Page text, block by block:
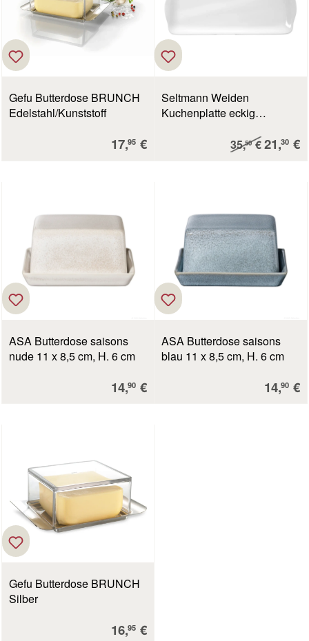
Gefu Butterdose BRUNCH
Edelstahl/Kunststoff
Verkaufspreis:
17,95 €
Seltmann Weiden
Kuchenplatte eckig
Regulärer Preis:
35,50€21,30 €
ASA Butterdose saisons
nude 11 x 8,5 cm, H. 6 cm
Verkaufspreis:
14,90 €
ASA Butterdose saisons
blau 11 x 8,5 cm, H. 6 cm
14,90 €
Gefu Butterdose BRUNCH
Silber
Verkaufspreis:
16,95 €